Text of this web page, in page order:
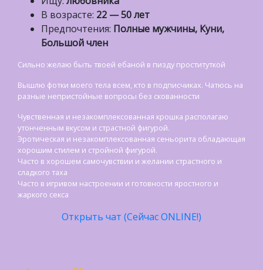
В возрасте: 22 — 50 лет
Предпочтения: Полные мужчины, Куни,
Большой член
Сильно желаю быть твоей ебаной в пизду проституткой
Вышлю фотки моего тела всем, кто в подписчиках. Чатюсь на
разные непристойные вопросы без скованности
Чувственная и незакомплексованная крошка располагаю
утонченным вкусом и страстной фигурой.
Эротическая и незакомплексованная сеньорита обладающая
хорошим стилем и стройной фигурой.
Часто в хорошем самочувствии и желании страстного и
сладкого таха
Часто в игривом настроении и готовности яростного и
жаркого секса
Открыть чат (Сейчас ONLINE!)